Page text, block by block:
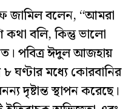
জামিল বলেন, “আমরা
কথা বলি, কিন্তু ভালো
পবিত্র ঈদুল আজহায়
ঘণ্টার মধ্যে কোরবানির
দৃষ্টান্ত স্থাপন করেছে।